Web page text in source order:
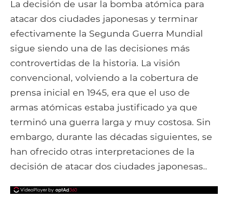
Facebook Google+Tumblr
Pocket
La decisión de usar la bomba atómica para
atacar dos ciudades japonesas y terminar
efectivamente la Segunda Guerra Mundial
sigue siendo una de las decisiones más
controvertidas de la historia. La visión
convencional, volviendo a la cobertura de
prensa inicial en 1945, era que el uso de
armas atómicas estaba justificado ya que
terminó una guerra larga y muy costosa. Sin
embargo, durante las décadas siguientes, se
han ofrecido otras interpretaciones de la
decisión de atacar dos ciudades japonesas..